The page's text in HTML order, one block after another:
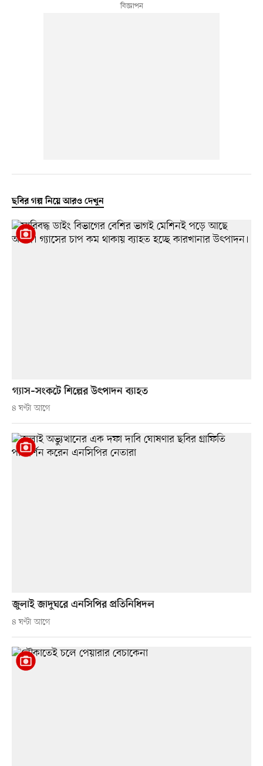
ছবির গল্প নিয়ে আরও দেখুন
গ্যাস–সংকটে শিল্পের উৎপাদন ব্যাহত
৪ ঘণ্টা আগে
জুলাই জাদুঘরে এনসিপির প্রতিনিধিদল
৪ ঘণ্টা আগে